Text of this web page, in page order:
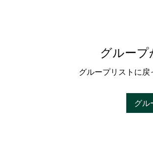
グルー
グループリストに
グル